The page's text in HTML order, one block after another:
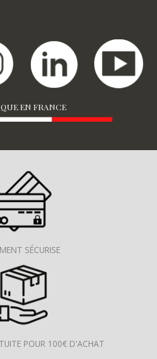
EN FRANCE
SÉCURISE
POUR 100€ D'ACHAT